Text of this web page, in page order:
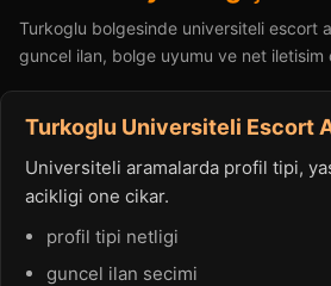
Turkoglu bolgesinde universiteli escort
guncel ilan, bolge uyumu ve net iletisim
Turkoglu Universiteli Escort
Universiteli aramalarda profil tipi,
acikligi one cikar.
profil tipi netligi
guncel ilan secimi